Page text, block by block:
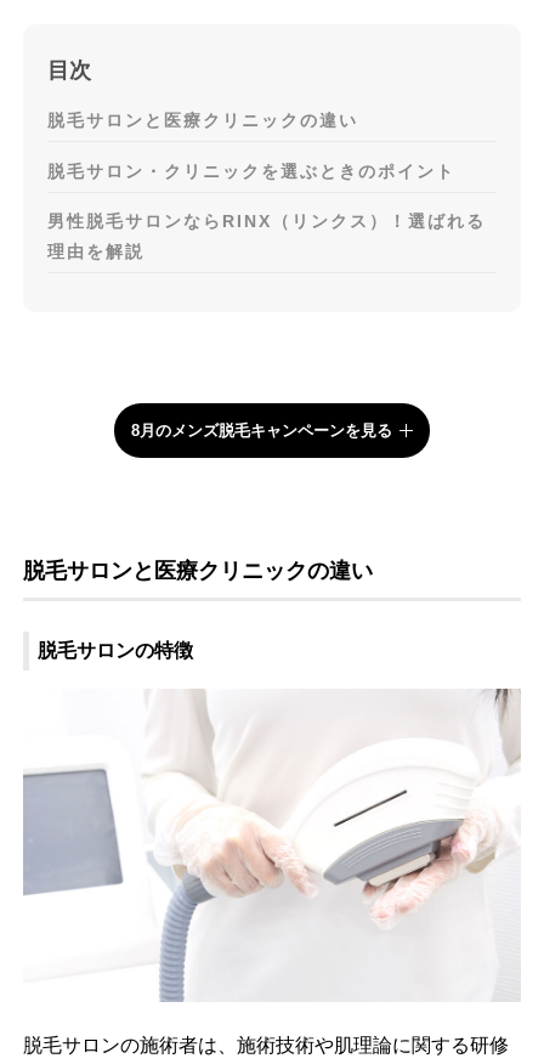
目次
脱毛サロンと医療クリニックの違い
脱毛サロン・クリニックを選ぶときのポイント
男性脱毛サロンならRINX（リンクス）！選ばれる
理由を解説
8月のメンズ脱毛キャンペーンを見る
脱毛サロンと医療クリニックの違い
脱毛サロンの特徴
脱毛サロンの施術者は、施術技術や肌理論に関する研修